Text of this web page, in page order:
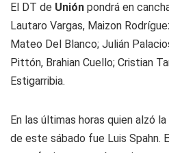
El DT de Unión pondrá en
Lautaro Vargas, Maizon
Mateo Del Blanco; Julián
Pittón, Brahian Cuello; Cristian
Estigarribia.
En las últimas horas quien alzó
de este sábado fue Luis Spahn.